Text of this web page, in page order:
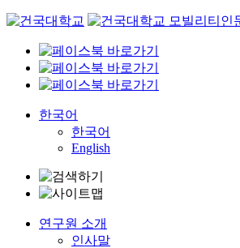
Skip
content
한국어
한국어
English
연구원 소개
인사말